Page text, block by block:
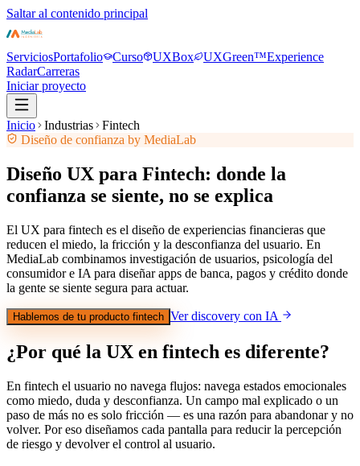
Saltar al contenido principal
ServiciosPortafolio Curso UXBox UXGreen™Experience
RadarCarreras
Iniciar proyecto
Inicio Industrias
Fintech
Diseño de confianza by MediaLab
Diseño UX para Fintech: donde la
confianza se siente, no se explica
El UX para fintech es el diseño de experiencias financieras que
reducen el miedo, la fricción y la desconfianza del usuario. En
MediaLab combinamos investigación de usuarios, psicología del
consumidor e IA para diseñar apps de banca, pagos y crédito donde
la gente se siente segura para actuar.
Hablemos de tu producto fintech Ver discovery con IA
¿Por qué la UX en fintech es diferente?
En fintech el usuario no navega flujos: navega estados emocionales
como miedo, duda y desconfianza. Un campo mal explicado o un
paso de más no es solo fricción — es una razón para abandonar y no
volver. Por eso diseñamos cada pantalla para reducir la percepción
de riesgo y devolver el control al usuario.